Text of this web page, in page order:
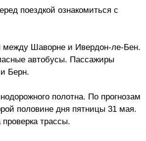
поездкой ознакомиться с
Шаворне и Ивердон-ле-Бен.
автобусы. Пассажиры
Берн.
полотна. По прогнозам
половине дня пятницы 31 мая.
трассы.